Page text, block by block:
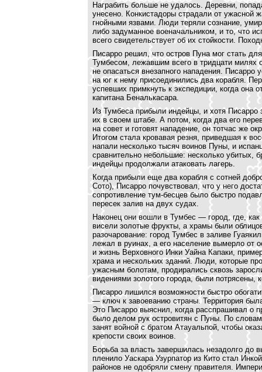
Награбить больше не удалось. Деревни,
унесено. Конкистадоры страдали от ужасной
гнойными язвами. Люди теряли сознание,
либо задуманное военачальником, и то, что
всего свидетельствует об их стойкости.
Писарро решил, что остров Пуна мог стать
Тумбесом, лежавшим всего в тридцати
не опасаться внезапного нападения.
на юг к нему присоединились два корабля.
успевших примкнуть к экспедиции, когда
капитана Беналькасара.
Из Тумбеса прибыли индейцы, и хотя
их в своем штабе. А потом, когда два его
на совет и готовят нападение, он тотчас же
Итогом стала кровавая резня, приведшая к
напали несколько тысяч воинов Пуны, и
сравнительно небольшие: несколько убитых,
индейцы продолжали атаковать лагерь.
Когда прибыли еще два корабля с сотней
Сото), Писарро почувствовал, что у него
сопротивление тум-бесцев было быстро
пересек залив на двух судах.
Наконец они вошли в Тумбес — город, где,
висели золотые фрукты, а храмы были
разочарование: город Тумбес в заливе
лежал в руинах, а его население вымерло от
и жизнь Верховного Инки Уайна Капаки,
храма и нескольких зданий. Люди, которые
ужасным болотам, продирались сквозь
видениями золотого города, были потрясены,
Писарро лишился возможности быстро
— ключ к завоеванию страны. Территория
Это Писарро выяснил, когда расспрашивал о
было делом рук островитян с Пуны. По
занят войной с братом Атауальпой, чтобы
крепости своих воинов.
Борьба за власть завершилась незадолго до
пленило Уаскара Узурпатор из Кито стал
районов не одобряли смену правителя.